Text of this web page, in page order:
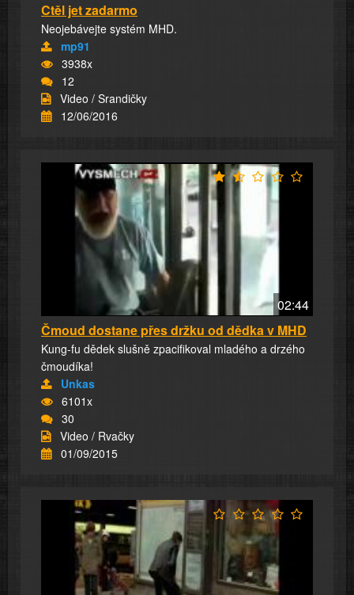
Ctěl jet zadarmo
Neojebávejte systém MHD.
mp91
3938x
12
Video / Srandičky
12/06/2016
02:44
Čmoud dostane přes držku od dědka v MHD
Kung-fu dědek slušně zpacifikoval mladého a drzého
čmoudíka!
Unkas
6101x
30
Video / Rvačky
01/09/2015